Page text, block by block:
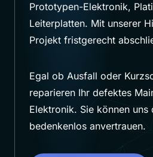
Prototypen-Elektronik,
Leiterplatten. Mit unserer
Projekt fristgerecht
Egal ob Ausfall oder
reparieren Ihr defektes
Elektronik. Sie können uns
bedenkenlos anvertrauen.